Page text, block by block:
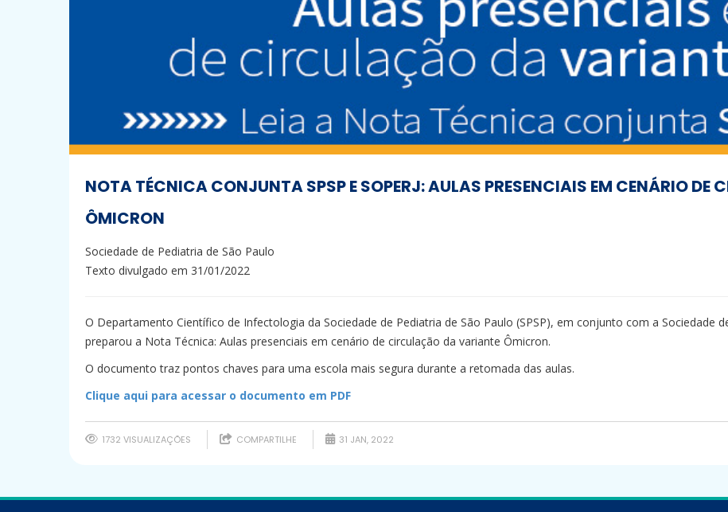
NOTA TÉCNICA CONJUNTA SPSP E SOPERJ: AULAS PRESENCIAIS EM CENÁRIO DE
ÔMICRON
Sociedade de Pediatria de São Paulo
Texto divulgado em 31/01/2022
O Departamento Científico de Infectologia da Sociedade de Pediatria de São Paulo (SPSP), em conjunto com a Sociedade
preparou a Nota Técnica: Aulas presenciais em cenário de circulação da variante Ômicron.
O documento traz pontos chaves para uma escola mais segura durante a retomada das aulas.
Clique aqui para acessar o documento em PDF
1732 VISUALIZAÇÕES COMPARTILHE 31 JAN, 2022